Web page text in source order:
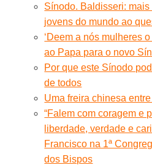
Sínodo. Baldisseri:
jovens do mundo ao
‘Deem a nós mulheres
ao Papa para o novo
Por que este Sínodo
de todos
Uma freira chinesa
“Falem com coragem e
liberdade, verdade e
Francisco na 1ª
dos Bispos